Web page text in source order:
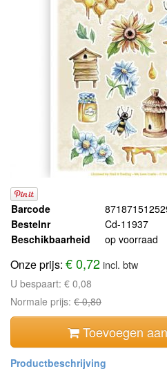
Barcode
Bestelnr
Cd-11937
Beschikbaarheid
op voorraad
Onze prijs: € 0,72incl. btw
U bespaart: € 0,08
Normale prijs: € 0,80
Toevoegen